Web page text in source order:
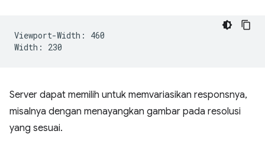
Viewport-Width: 460
Server dapat memilih untuk memvariasikan responsnya,
misalnya dengan menayangkan gambar pada resolusi
yang sesuai.